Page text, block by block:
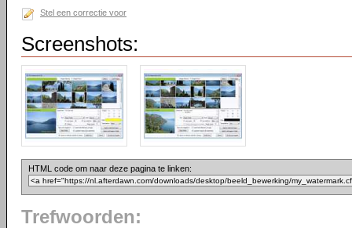
Stel een correctie voor
Screenshots:
HTML code om naar deze pagina te linken:
Trefwoorden: